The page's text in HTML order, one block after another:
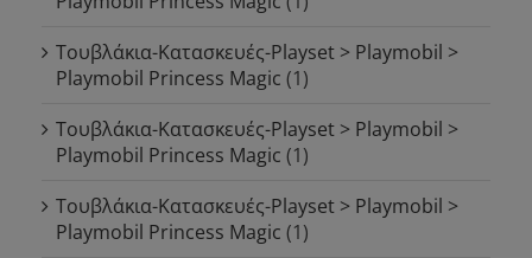
Τουβλάκια-Κατασκευές-Playset > Playmobil >
Playmobil Princess Magic (1)
Τουβλάκια-Κατασκευές-Playset > Playmobil >
Playmobil Princess Magic (1)
Τουβλάκια-Κατασκευές-Playset > Playmobil >
Playmobil Princess Magic (1)